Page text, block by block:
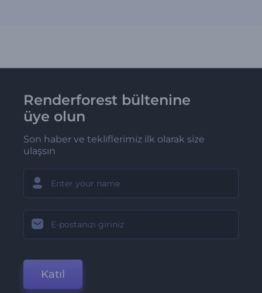
Renderforest bültenine
üye olun
Son haber ve tekliflerimiz ilk olarak size
ulaşsın
Katıl